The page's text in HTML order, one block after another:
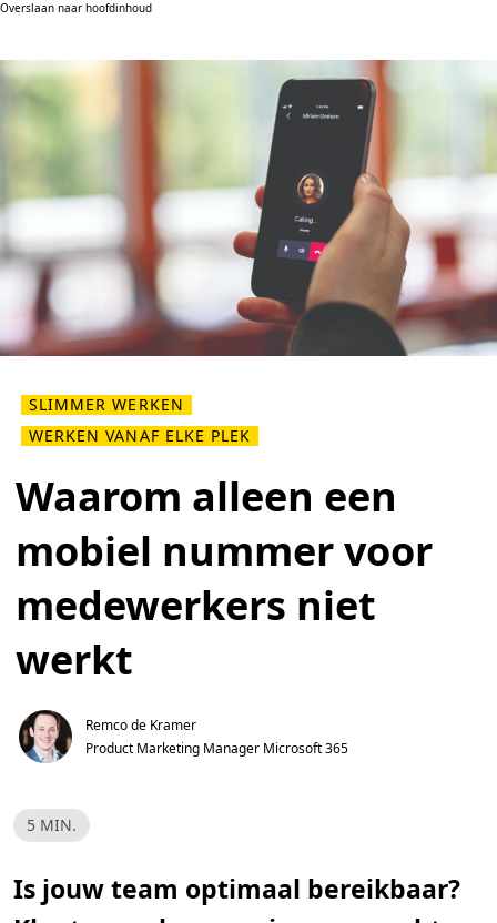
Overslaan naar hoofdinhoud
SLIMMER WERKEN
WERKEN VANAF ELKE PLEK
Waarom alleen een
mobiel nummer voor
medewerkers niet
werkt
Remco de Kramer
Product Marketing Manager Microsoft 365
L
e
t
i
5 MIN.
Is jouw team optimaal bereikbaar?